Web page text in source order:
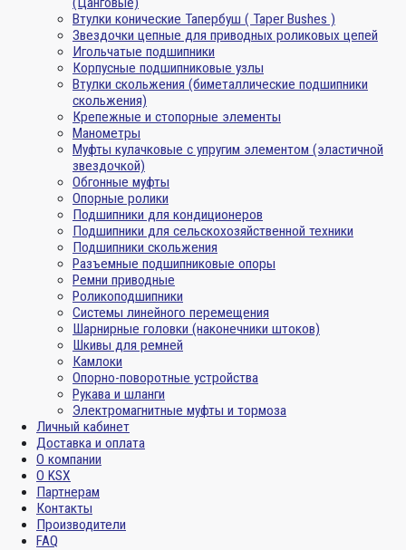
Втулки конические Тапербуш ( Taper Bushes )
Звездочки цепные для приводных роликовых цепей
Игольчатые подшипники
Корпусные подшипниковые узлы
Втулки скольжения (биметаллические подшипники
скольжения)
Крепежные и стопорные элементы
Манометры
Муфты кулачковые с упругим элементом (эластичной
звездочкой)
Обгонные муфты
Опорные ролики
Подшипники для кондиционеров
Подшипники для сельскохозяйственной техники
Подшипники скольжения
Разъемные подшипниковые опоры
Ремни приводные
Роликоподшипники
Системы линейного перемещения
Шарнирные головки (наконечники штоков)
Шкивы для ремней
Камлоки
Опорно-поворотные устройства
Рукава и шланги
Электромагнитные муфты и тормоза
Личный кабинет
Доставка и оплата
О компании
О KSX
Партнерам
Контакты
Производители
FAQ